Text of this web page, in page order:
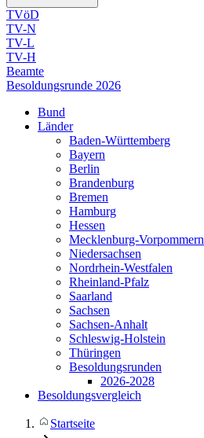
TVöD
TV-N
TV-L
TV-H
Beamte
Besoldungsrunde 2026
Bund
Länder
Baden-Württemberg
Bayern
Berlin
Brandenburg
Bremen
Hamburg
Hessen
Mecklenburg-Vorpommern
Niedersachsen
Nordrhein-Westfalen
Rheinland-Pfalz
Saarland
Sachsen
Sachsen-Anhalt
Schleswig-Holstein
Thüringen
Besoldungsrunden
2026-2028
Besoldungsvergleich
Startseite